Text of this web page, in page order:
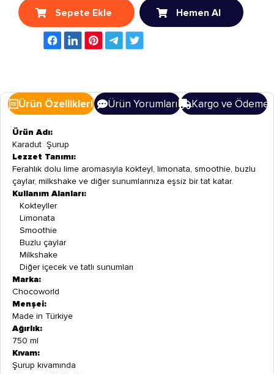
Sepete Ekle Hemen Al
Ürün Özellikleri Ürün Yorumları Kargo ve Ödeme
Ürün Adı:
Karadut Şurup
Lezzet Tanımı:
Ferahlık dolu lime aromasıyla kokteyl, limonata, smoothie, buzlu
çaylar, milkshake ve diğer sunumlarınıza eşsiz bir tat katar.
Kullanım Alanları:
Kokteyller
Limonata
Smoothie
Buzlu çaylar
Milkshake
Diğer içecek ve tatlı sunumları
Marka:
Chocoworld
Menşei:
Made in Türkiye
Ağırlık:
750 ml
Kıvam:
Şurup kıvamında